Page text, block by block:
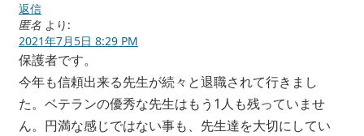
返信
匿名 より:
2021年7月5日 8:29 PM
保護者です。
今年も信頼出来る先生が続々と退職されて行きまし
た。ベテランの優秀な先生はもう1人も残っていませ
ん。円満な感じではない事も、先生達を大切にしてい